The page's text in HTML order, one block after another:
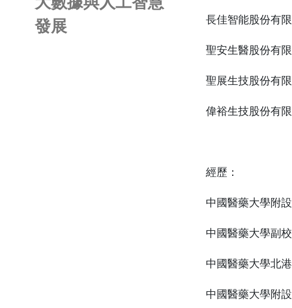
發展
長佳智能股份有
聖安生醫股份有
聖展生技股份有
偉裕生技股份有
經歷：
中國醫藥大學附
中國醫藥大學副
中國醫藥大學北
中國醫藥大學附